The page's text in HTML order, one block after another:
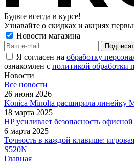
Будьте всегда в курсе!
Узнавайте о скидках и акциях
Новости магазина
Я согласен на обработку
ознакомлен с политикой обработки
Новости
Все новости
26 июня 2026
Konica Minolta расширила линейку
18 марта 2025
HP усиливает безопасность
6 марта 2025
Точность в каждой клавише:
S520N
Главная